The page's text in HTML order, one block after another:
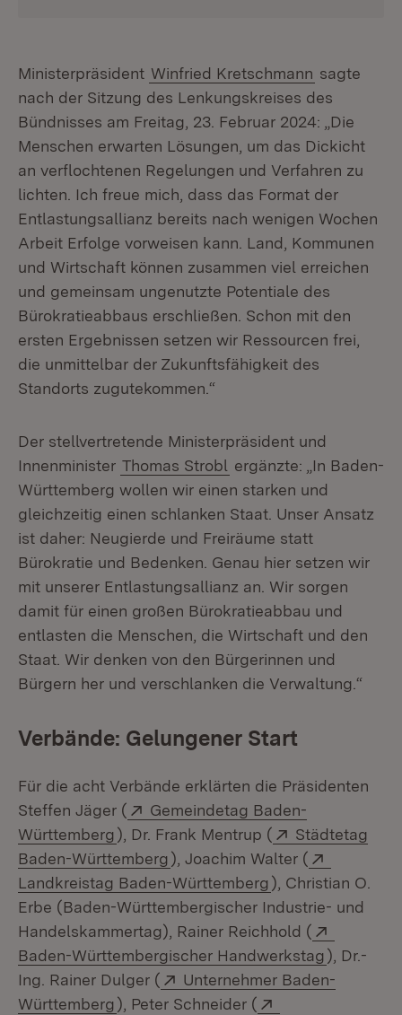
Ministerpräsident Winfried Kretschmann sagte
nach der Sitzung des Lenkungskreises des
Bündnisses am Freitag, 23. Februar 2024: „Die
Menschen erwarten Lösungen, um das Dickicht
an verflochtenen Regelungen und Verfahren zu
lichten. Ich freue mich, dass das Format der
Entlastungsallianz bereits nach wenigen Wochen
Arbeit Erfolge vorweisen kann. Land, Kommunen
und Wirtschaft können zusammen viel erreichen
und gemeinsam ungenutzte Potentiale des
Bürokratieabbaus erschließen. Schon mit den
ersten Ergebnissen setzen wir Ressourcen frei,
die unmittelbar der Zukunftsfähigkeit des
Standorts zugutekommen.“
Der stellvertretende Ministerpräsident und
Innenminister Thomas Strobl ergänzte: „In Baden-
Württemberg wollen wir einen starken und
gleichzeitig einen schlanken Staat. Unser Ansatz
ist daher: Neugierde und Freiräume statt
Bürokratie und Bedenken. Genau hier setzen wir
mit unserer Entlastungsallianz an. Wir sorgen
damit für einen großen Bürokratieabbau und
entlasten die Menschen, die Wirtschaft und den
Staat. Wir denken von den Bürgerinnen und
Bürgern her und verschlanken die Verwaltung.“
Verbände: Gelungener Start
Für die acht Verbände erklärten die Präsidenten
Steffen Jäger (
Extern:
Gemeindetag Baden-
Württemberg(Öffnet in neuem Fenster)
), Dr. Frank Mentrup ( Extern:
Städtetag
Baden-Württemberg(Öffnet in neuem Fenster)
), Joachim Walter (
Landkreistag Baden-Württemberg(Öffnet in neuem
), Christian O.
Erbe (Baden-Württembergischer Industrie- und
Handelskammertag), Rainer Reichhold (
Baden-Württembergischer Handwerkstag(Öffnet in
), Dr.-
Ing. Rainer Dulger (
Extern:
Unternehmer Baden-
Württemberg(Öffnet in neuem Fenster)
), Peter Schneider (